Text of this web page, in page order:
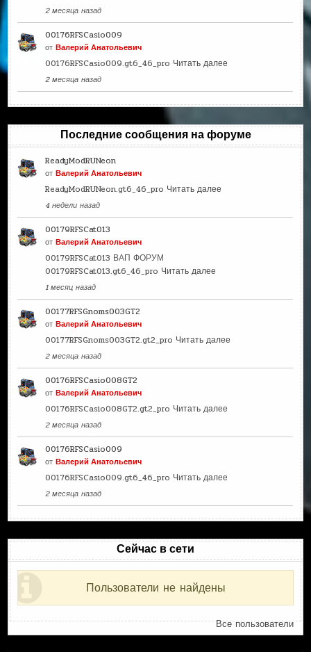
2 месяца назад
00176RFSCasio009
отВалерий Анатольевич
00176RFSCasio009.gt6_46_pro Читать далее
2 месяца назад
Последние сообщения на форуме
ReadyModRUNeon
отВалерий Анатольевич
ReadyModRUNeon.gt6_46_pro Читать далее
4 недели назад
00179RFSCat013
отВалерий Анатольевич
00179RFSCat013 ВАП ФОРУМ
00179RFSCat013.gt6_46_pro Читать далее
1 месяц назад
00177RFSGnoms003GT2
отВалерий Анатольевич
00177RFSGnoms003GT2.gt2_pro Читать далее
2 месяца назад
00176RFSCasio008GT2
отВалерий Анатольевич
00176RFSCasio008GT2.gt2_pro Читать далее
2 месяца назад
00176RFSCasio009
отВалерий Анатольевич
00176RFSCasio009.gt6_46_pro Читать далее
2 месяца назад
Сейчас в сети
Пользователи не найдены
Все пользователи